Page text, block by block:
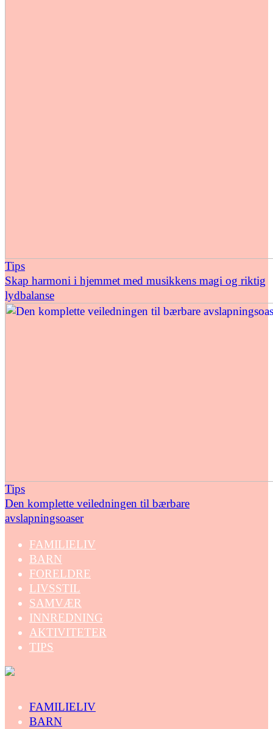
Tips
Skap harmoni i hjemmet med musikkens magi og riktig
lydbalanse
Tips
Den komplette veiledningen til bærbare
avslapningsoaser
FAMILIELIV
BARN
FORELDRE
LIVSSTIL
SAMVÆR
INNREDNING
AKTIVITETER
TIPS
FAMILIELIV
BARN